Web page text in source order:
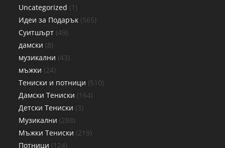
Uncategorized 1
Идеи за Подарък 565
Суитшърт 49
дамски 8
музикални 43
мъжки 24
Тениски и потници 510
Дамски Тениски 164
Детски Тениски 3
Музикални 288
Мъжки Тениски 219
Потници 124